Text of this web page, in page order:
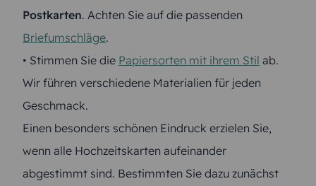
Postkarten. Achten Sie auf die passenden
Briefumschläge.
• Stimmen Sie die Papiersorten mit ihrem Stil ab.
Wir führen verschiedene Materialien für jeden
Geschmack.
Einen besonders schönen Eindruck erzielen Sie,
wenn alle Hochzeitskarten aufeinander
abgestimmt sind. Bestimmten Sie dazu zunächst